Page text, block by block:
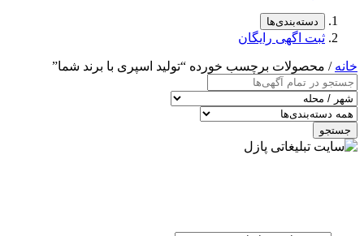
دسته‌بندی‌ها
ثبت اگهی رایگان
خانه / محصولات برچسب خورده “تولید اسپری با برند شما”
جستجو